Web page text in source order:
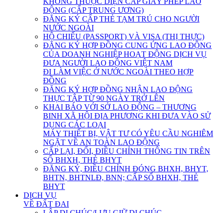
ĐỘNG (CẤP TRUNG ƯƠNG)
ĐĂNG KÝ CẤP THẺ TẠM TRÚ CHO NGƯỜI
NƯỚC NGOÀI
HỘ CHIẾU (PASSPORT) VÀ VISA (THỊ THỰC)
ĐĂNG KÝ HỢP ĐỒNG CUNG ỨNG LAO ĐỘNG
CỦA DOANH NGHIỆP HOẠT ĐỘNG DỊCH VỤ
ĐƯA NGƯỜI LAO ĐỘNG VIỆT NAM
ĐI LÀM VIỆC Ở NƯỚC NGOÀI THEO HỢP
ĐỒNG
ĐĂNG KÝ HỢP ĐỒNG NHẬN LAO ĐỘNG
THỰC TẬP TỪ 90 NGÀY TRỞ LÊN
KHAI BÁO VỚI SỞ LAO ĐỘNG – THƯƠNG
BINH XÃ HỘI ĐỊA PHƯƠNG KHI ĐƯA VÀO SỬ
DỤNG CÁC LOẠI
MÁY THIẾT BỊ, VẬT TƯ CÓ YÊU CẦU NGHIÊM
NGẶT VỀ AN TOÀN LAO ĐỘNG
CẤP LẠI, ĐỔI, ĐIỀU CHỈNH THÔNG TIN TRÊN
SỔ BHXH, THẺ BHYT
ĐĂNG KÝ, ĐIỀU CHỈNH ĐÓNG BHXH, BHYT,
BHTN, BHTNLĐ, BNN; CẤP SỔ BHXH, THẺ
BHYT
DỊCH VỤ
VỀ ĐẤT ĐAI